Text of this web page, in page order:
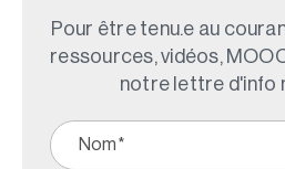
Pour être tenu.e au
ressources, vidéos,
notre lettre d'info